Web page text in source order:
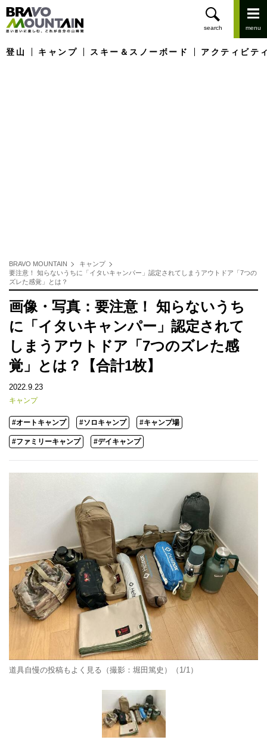
登山 キャンプ スキー＆スノーボード アクティビテ
BRAVO MOUNTAIN
キャンプ
要注意！ 知らないうちに「イタいキャンパー」認定されてしまうアウトドア「7つの
ズレた感覚」とは？
画像・写真：要注意！ 知らないうち
に「イタいキャンパー」認定されて
しまうアウトドア「7つのズレた感
覚」とは？【合計1枚】
2022.9.23
キャンプ
#オートキャンプ #ソロキャンプ #キャンプ場
#ファミリーキャンプ #デイキャンプ
道具自慢の投稿もよく見る（撮影：堀田篤史）（1/1）